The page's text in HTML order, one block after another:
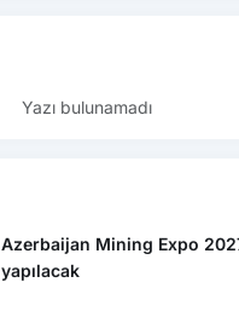
Yazı bulunamadı
Azerbaijan Mining Expo
yapılacak